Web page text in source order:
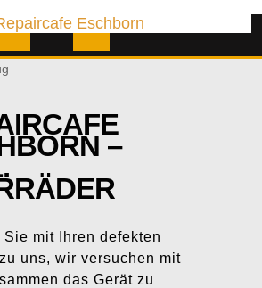
Button
–
Sie mit Ihren defekten
uns, wir versuchen mit
das Gerät zu